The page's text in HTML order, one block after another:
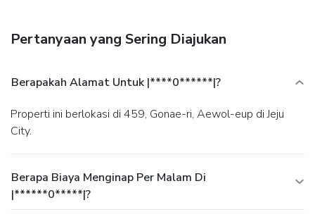
Pertanyaan yang Sering Diajukan
Berapakah Alamat Untuk |****0******|?
Properti ini berlokasi di 459, Gonae-ri, Aewol-eup di Jeju
City.
Berapa Biaya Menginap Per Malam Di
|******0*****|?